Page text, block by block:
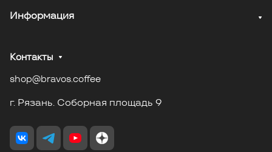
Информация
Контакты
shop@bravos.coffee
г. Рязань. Соборная площадь 9